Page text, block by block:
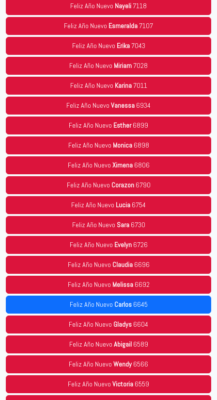
Feliz Año Nuevo Nayeli 7118
Feliz Año Nuevo Esmeralda 7107
Feliz Año Nuevo Erika7043
Feliz Año Nuevo Miriam 7028
Feliz Año Nuevo Karina7011
Feliz Año Nuevo Vanessa 6934
Feliz Año Nuevo Esther6899
Feliz Año Nuevo Monica6898
Feliz Año Nuevo Ximena6806
Feliz Año Nuevo Corazon6790
Feliz Año Nuevo Lucia 6754
Feliz Año Nuevo Sara6730
Feliz Año Nuevo Evelyn6726
Feliz Año Nuevo Claudia6696
Feliz Año Nuevo Melissa6692
Feliz Año Nuevo Carlos6645
Feliz Año Nuevo Gladys 6604
Feliz Año Nuevo Abigail6589
Feliz Año Nuevo Wendy6566
Feliz Año Nuevo Victoria 6559